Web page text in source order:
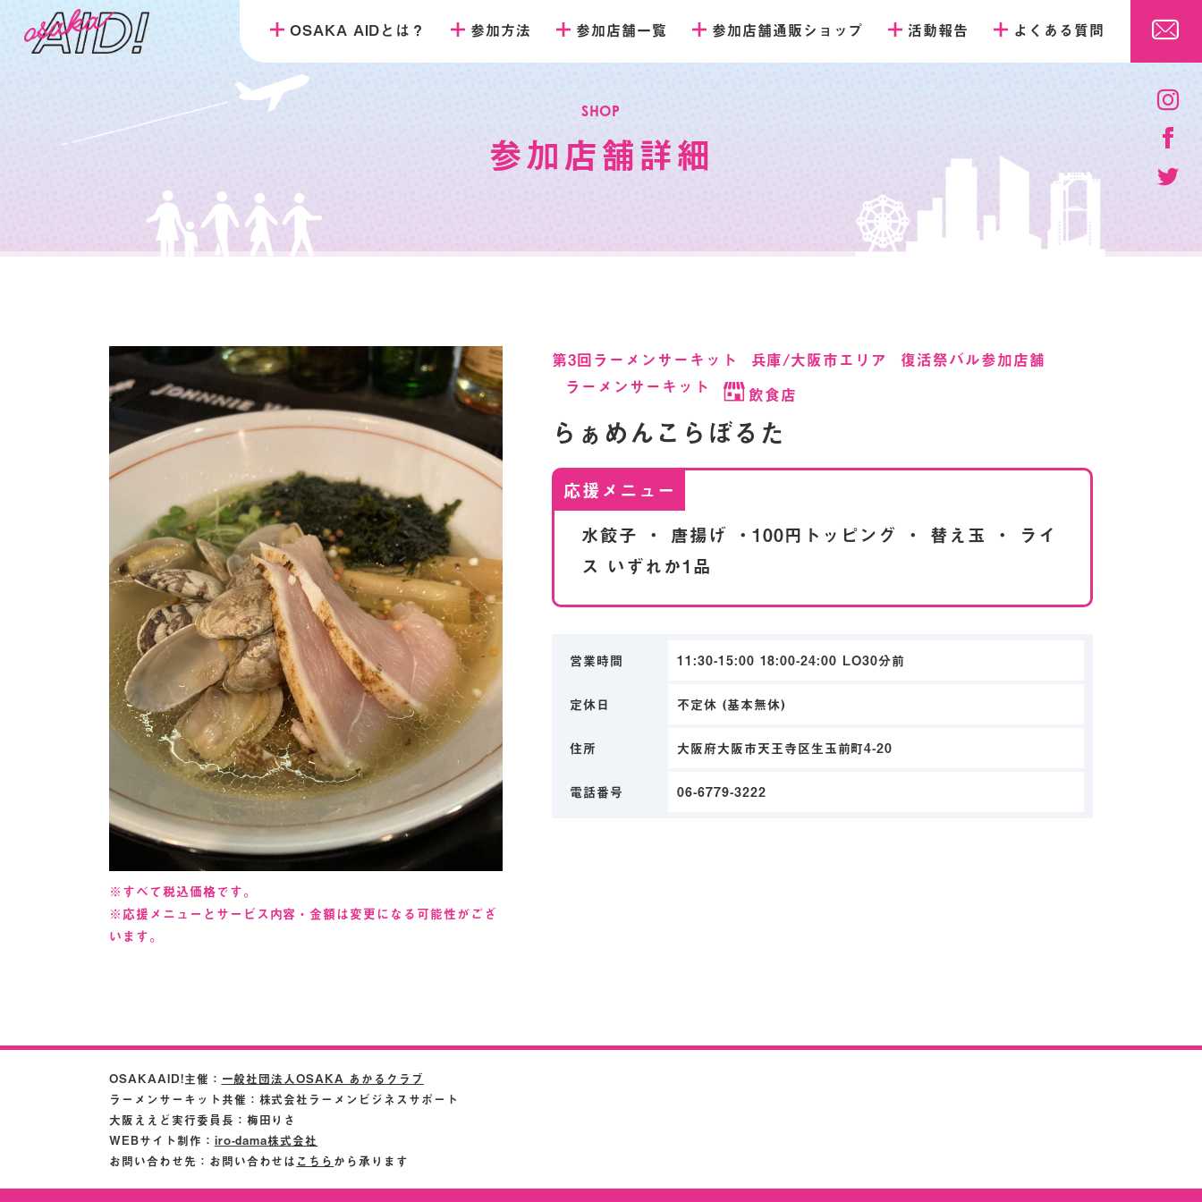
OSAKA AIDとは？ 参加方法 参加店舗一覧 参加店舗通販ショップ 活動報告 よくある質問
SHOP
参加店舗詳細
第3回ラーメンサーキット 兵庫/大阪市エリア
復活祭バル参加店舗
ラーメンサーキット
飲食店
らぁめんこらぼるた
応援メニュー
水餃子 ・ 唐揚げ ・100円トッピング ・ 替え玉 ・ ライ
ス いずれか1品
※すべて税込価格です。
※応援メニューとサービス内容・金額は変更になる可能性がござ
います。
営業時間 11:30-15:00 18:00-24:00 LO30分前
定休日 不定休 (基本無休)
住所 大阪府大阪市天王寺区生玉前町4-20
電話番号 06-6779-3222
OSAKAAID!主催： 一般社団法人OSAKA あかるクラブ
ラーメンサーキット共催：株式会社ラーメンビジネスサポート
大阪ええど実行委員長：梅田りさ
WEBサイト制作： iro-dama株式会社
お問い合わせ先：お問い合わせは こちら から承ります